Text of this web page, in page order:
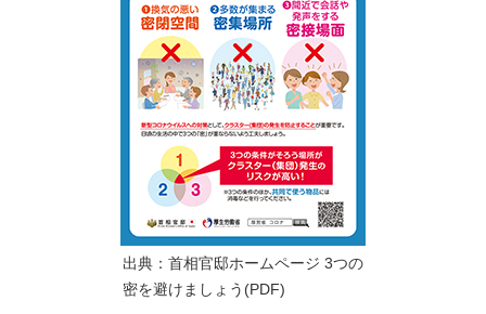
出典： 首相官邸ホームページ 3つの
密を避けましょう(PDF)